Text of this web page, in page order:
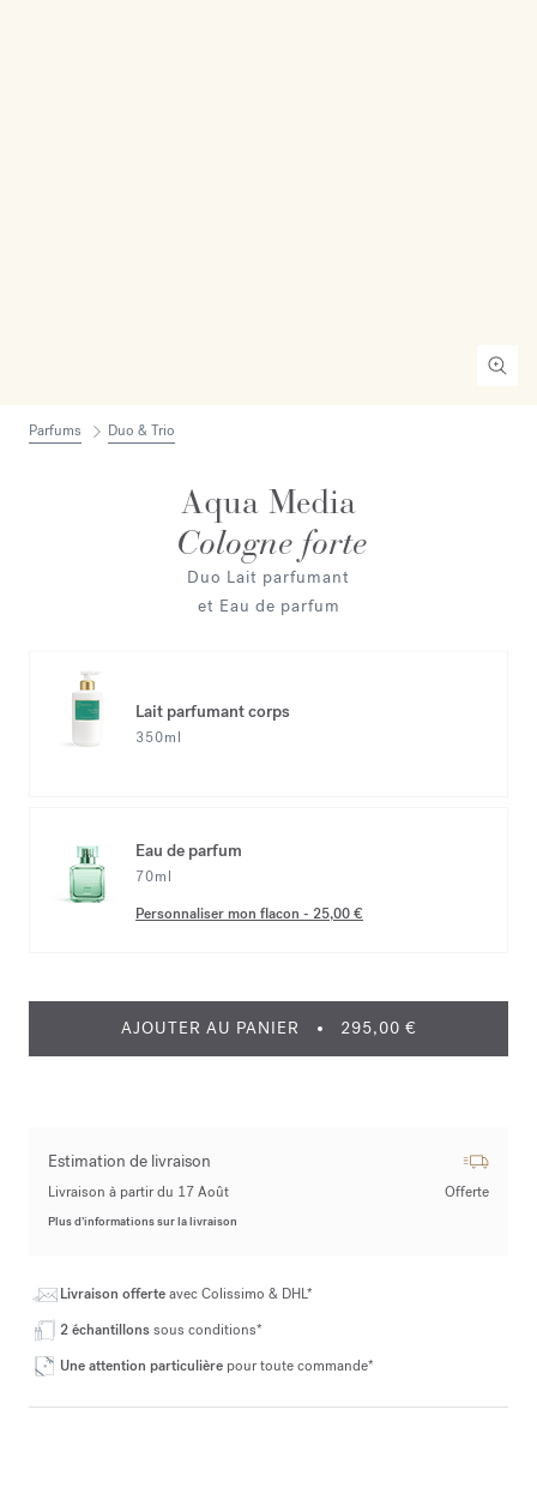
Parfums Duo & Trio
Aqua Media
Cologne forte
Duo Lait parfumant
et Eau de parfum
Lait parfumant corps
350ml
Eau de parfum
70ml
Personnaliser mon flacon - 25,00 €
AJOUTER AU PANIER 295,00 €
Estimation de livraison
Livraison à partir du 17 Août Offerte
Plus d’informations sur la livraison
Livraison offerteavec Colissimo & DHL*
2 échantillonssous conditions*
Une attention particulière pour toute commande*